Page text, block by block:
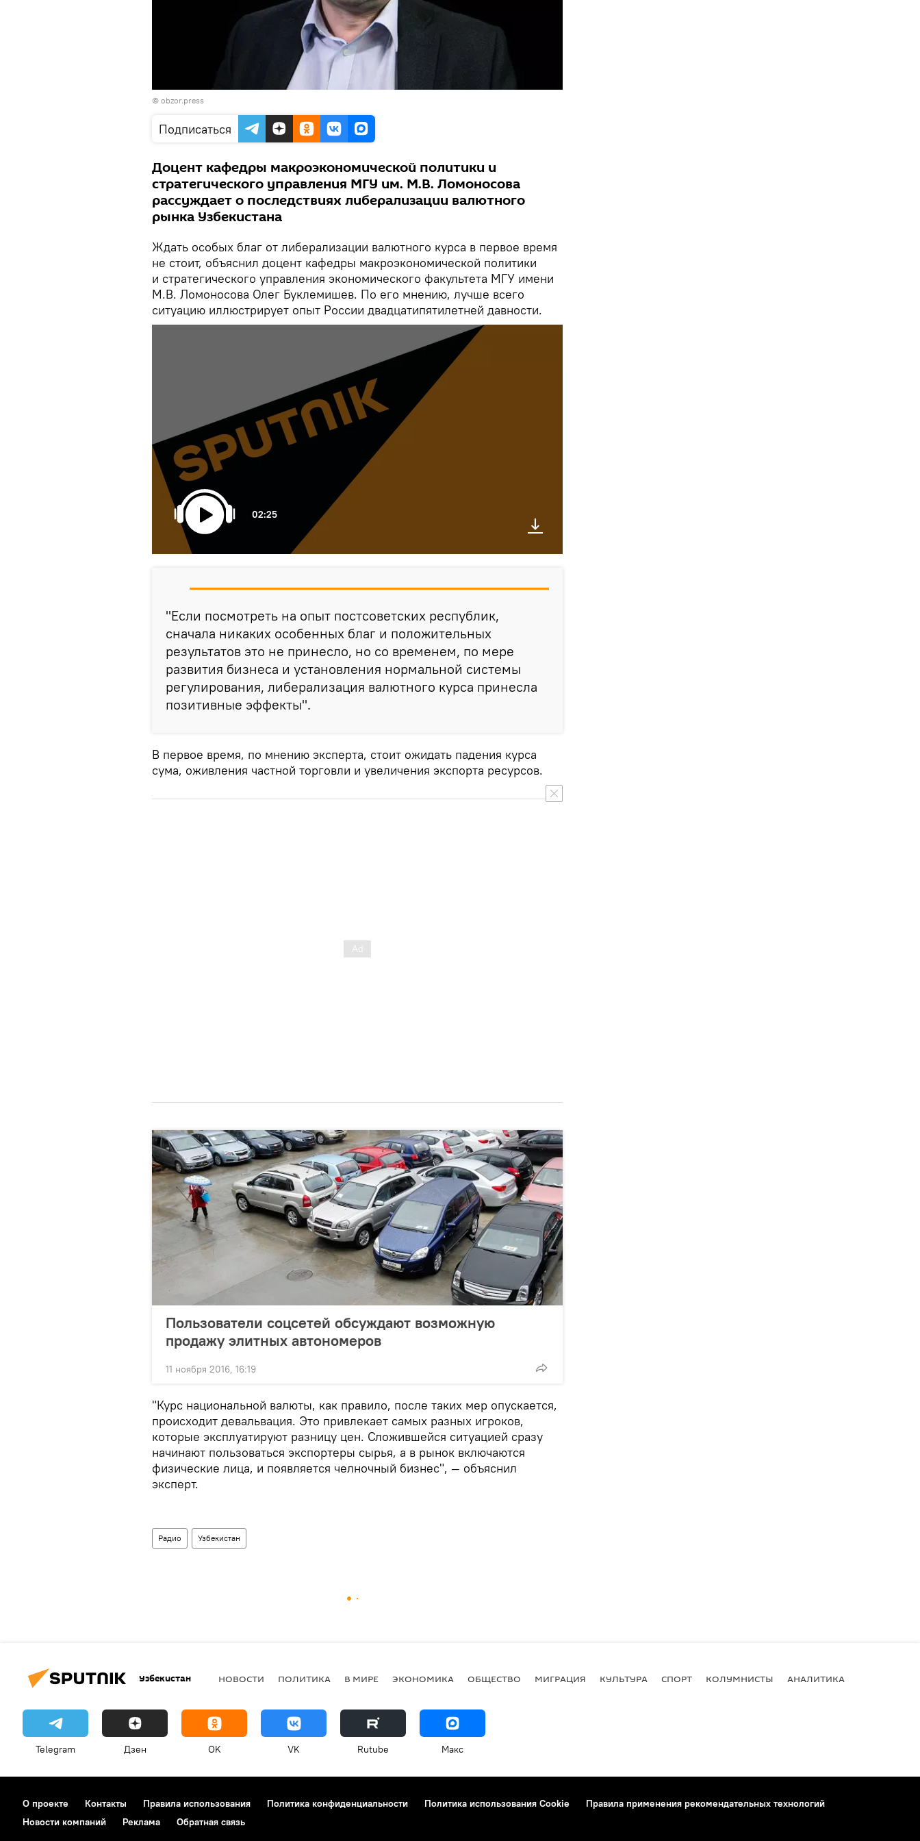
© obzor.press
Подписаться
Доцент кафедры макроэкономической политики и
стратегического управления МГУ им. М.В. Ломоносова
рассуждает о последствиях либерализации валютного
рынка Узбекистана
Ждать особых благ от либерализации валютного курса в первое время
не стоит, объяснил доцент кафедры макроэкономической политики
и стратегического управления экономического факультета МГУ имени
М.В. Ломоносова Олег Буклемишев. По его мнению, лучше всего
ситуацию иллюстрирует опыт России двадцатипятилетней давности.
02:25
"Если посмотреть на опыт постсоветских республик,
сначала никаких особенных благ и положительных
результатов это не принесло, но со временем, по мере
развития бизнеса и установления нормальной системы
регулирования, либерализация валютного курса принесла
позитивные эффекты".
В первое время, по мнению эксперта, стоит ожидать падения курса
сума, оживления частной торговли и увеличения экспорта ресурсов.
Пользователи соцсетей обсуждают возможную
продажу элитных автономеров
11 ноября 2016, 16:19
"Курс национальной валюты, как правило, после таких мер опускается,
происходит девальвация. Это привлекает самых разных игроков,
которые эксплуатируют разницу цен. Сложившейся ситуацией сразу
начинают пользоваться экспортеры сырья, а в рынок включаются
физические лица, и появляется челночный бизнес", — объяснил
эксперт.
Радио Узбекистан
Узбекистан НОВОСТИ ПОЛИТИКА В МИРЕ ЭКОНОМИКА ОБЩЕСТВО МИГРАЦИЯ КУЛЬТУРА СПОРТ КОЛУМНИСТЫ АНАЛИТИКА
Telegram Дзен OK VK Rutube Макс
О проекте Контакты Правила использования Политика конфиденциальности Политика использования Cookie
Правила применения рекомендательных технологий
Новости компаний
Реклама Обратная связь